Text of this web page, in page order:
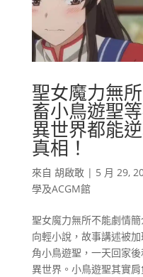
聖女魔力無
畜小鳥遊聖
異世界都能
真相！
來自 胡啟敢| 5 月 29,
學及ACGM館
聖女魔力無所不能劇情
向輕小說，故事講述被
角小鳥遊聖，一天回家
異世界。小鳥遊聖其實